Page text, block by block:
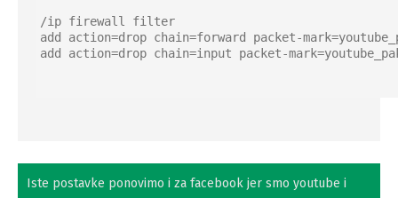
/ip firewall filter
add action=drop chain=forward packet-
add action=drop chain=input packet-
Iste postavke ponovimo i za facebook jer smo youtube i